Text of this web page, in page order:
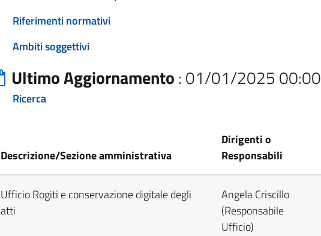
Riferimenti normativi
Ambiti soggettivi
Ultimo Aggiornamento : 01/01/2025 00:00
Ricerca
Descrizione/Sezione amministrativa
Dirigenti o
Responsabili
Ufficio Rogiti e conservazione digitale degli
atti
Angela Criscillo
(Responsabile
Ufficio)